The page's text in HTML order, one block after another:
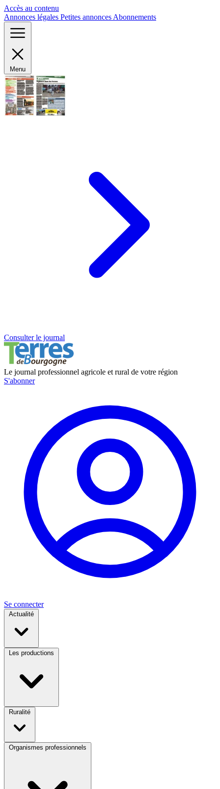
Accès au contenu
Annonces légales Petites annonces Abonnements
Menu
Consulter le journal
Le journal professionnel agricole et rural de votre région
S'abonner
Se connecter
Actualité
Les productions
Ruralité
Organismes professionnels
Panneau de gestion des cookies